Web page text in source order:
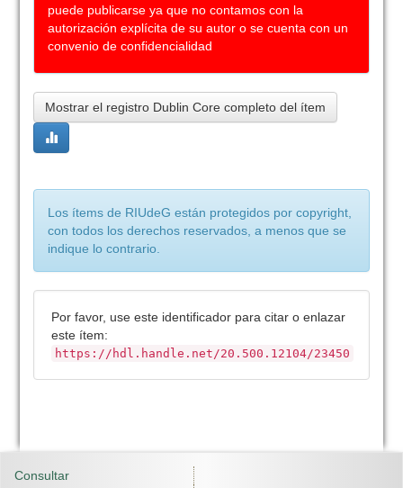
puede publicarse ya que no contamos con la
autorización explícita de su autor o se cuenta con un
convenio de confidencialidad
Mostrar el registro Dublin Core completo del ítem
Los ítems de RIUdeG están protegidos por copyright,
con todos los derechos reservados, a menos que se
indique lo contrario.
Por favor, use este identificador para citar o enlazar
este ítem:
https://hdl.handle.net/20.500.12104/23450
Consultar